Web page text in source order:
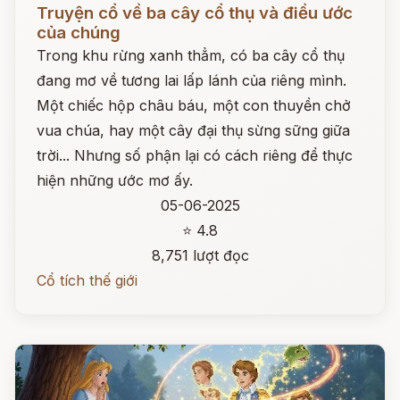
Truyện cổ về ba cây cổ thụ và điều ước
của chúng
Trong khu rừng xanh thẳm, có ba cây cổ thụ
đang mơ về tương lai lấp lánh của riêng mình.
Một chiếc hộp châu báu, một con thuyền chở
vua chúa, hay một cây đại thụ sừng sững giữa
trời... Nhưng số phận lại có cách riêng để thực
hiện những ước mơ ấy.
05-06-2025
⭐ 4.8
8,751 lượt đọc
Cổ tích thế giới